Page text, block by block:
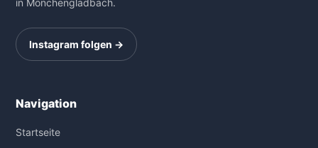
in Mönchengladbach.
Instagram folgen →
Navigation
Startseite